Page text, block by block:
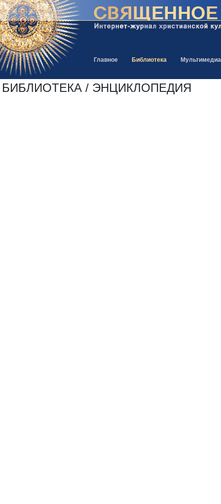
Главное Библиотека Мультимедиа
БИБЛИОТЕКА / ЭНЦИКЛОПЕДИЯ